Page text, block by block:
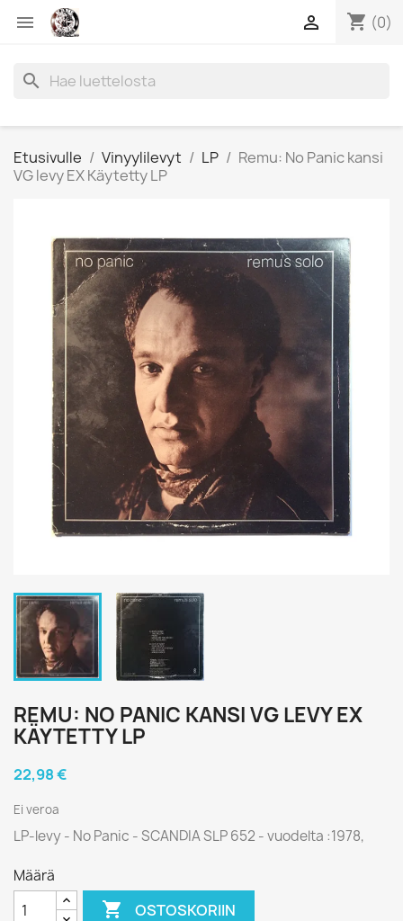
 shopping_cart (0)

search
Etusivulle Vinyylilevyt LP
Remu: No Panic kansi
VG levy EX Käytetty LP
REMU: NO PANIC KANSI VG LEVY EX
KÄYTETTY LP
22,98 €
Ei veroa
LP-levy - No Panic - SCANDIA SLP 652 - vuodelta :1978,
Määrä
 OSTOSKORIIN